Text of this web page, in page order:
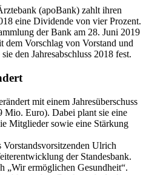
(apoBank) zahlt ihren
eine Dividende von vier Prozent.
der Bank am 28. Juni 2019
dem Vorschlag von Vorstand und
den Jahresabschluss 2018 fest.
mit einem Jahresüberschuss
Mio. Euro). Dabei plant sie eine
Mitglieder sowie eine Stärkung
Ulrich
der Standesbank.
„Wir ermöglichen Gesundheit“.